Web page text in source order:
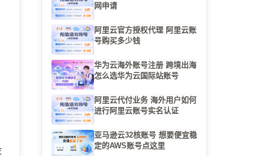
网申请
阿里云官方授权代理 阿里云账
号购买多少钱
华为云海外账号注册 跨境出海
怎么选华为云国际站账号
阿里云代付业务 海外用户如何
进行阿里云账号实名认证
亚马逊云32核账号 想要便宜稳
定的AWS账号点这里